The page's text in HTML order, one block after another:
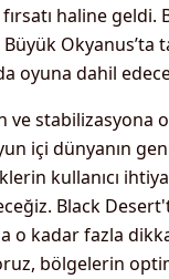
haline
Büyük
oyuna dahil
ve
içi dünyanın
kullanıcı
Black
o kadar fazla
bölgelerin